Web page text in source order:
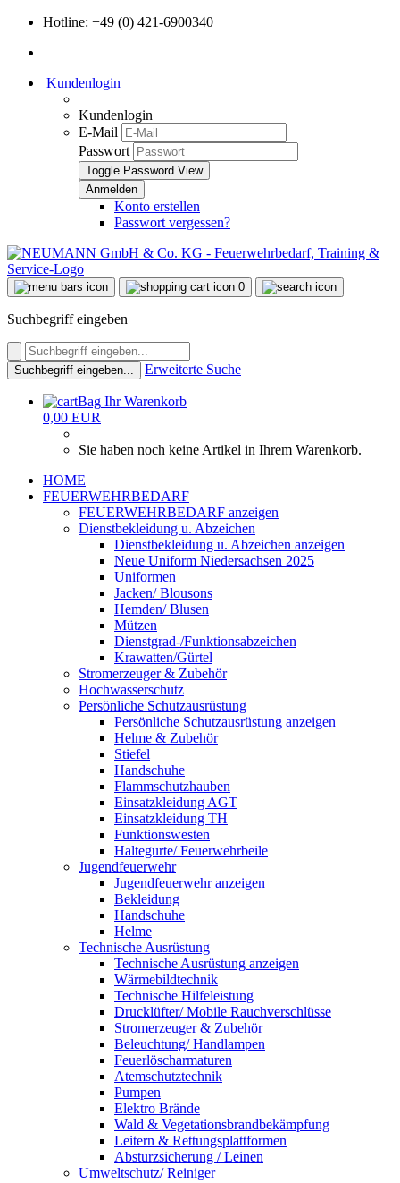
Hotline: +49 (0) 421-6900340
Kundenlogin
Kundenlogin
E-Mail
Passwort
Toggle Password View
Konto erstellen
Passwort vergessen?
0
Suchbegriff eingeben
Suchbegriff eingeben... Erweiterte Suche
Ihr Warenkorb
0,00 EUR
Sie haben noch keine Artikel in Ihrem Warenkorb.
HOME
FEUERWEHRBEDARF
FEUERWEHRBEDARF anzeigen
Dienstbekleidung u. Abzeichen
Dienstbekleidung u. Abzeichen anzeigen
Neue Uniform Niedersachsen 2025
Uniformen
Jacken/ Blousons
Hemden/ Blusen
Mützen
Dienstgrad-/Funktionsabzeichen
Krawatten/Gürtel
Stromerzeuger & Zubehör
Hochwasserschutz
Persönliche Schutzausrüstung
Persönliche Schutzausrüstung anzeigen
Helme & Zubehör
Stiefel
Handschuhe
Flammschutzhauben
Einsatzkleidung AGT
Einsatzkleidung TH
Funktionswesten
Haltegurte/ Feuerwehrbeile
Jugendfeuerwehr
Jugendfeuerwehr anzeigen
Bekleidung
Handschuhe
Helme
Technische Ausrüstung
Technische Ausrüstung anzeigen
Wärmebildtechnik
Technische Hilfeleistung
Drucklüfter/ Mobile Rauchverschlüsse
Stromerzeuger & Zubehör
Beleuchtung/ Handlampen
Feuerlöscharmaturen
Atemschutztechnik
Pumpen
Elektro Brände
Wald & Vegetationsbrandbekämpfung
Leitern & Rettungsplattformen
Absturzsicherung / Leinen
Umweltschutz/ Reiniger